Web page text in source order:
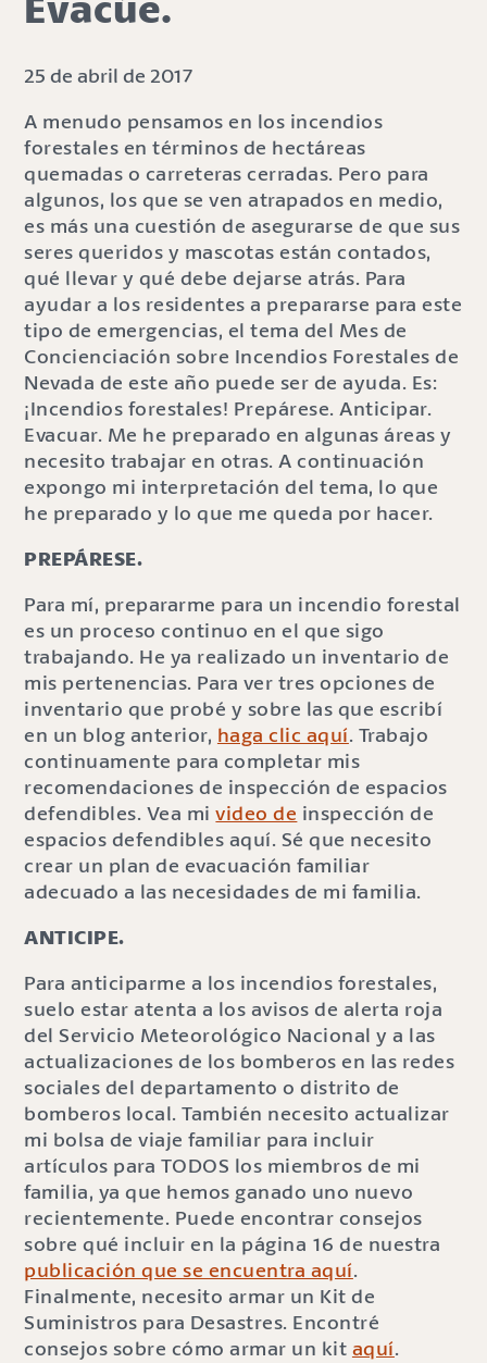
25 de abril de 2017
A menudo pensamos en los incendios
forestales en términos de hectáreas
quemadas o carreteras cerradas. Pero para
algunos, los que se ven atrapados en medio,
es más una cuestión de asegurarse de que sus
seres queridos y mascotas están contados,
qué llevar y qué debe dejarse atrás. Para
ayudar a los residentes a prepararse para este
tipo de emergencias, el tema del Mes de
Concienciación sobre Incendios Forestales de
Nevada de este año puede ser de ayuda. Es:
¡Incendios forestales! Prepárese. Anticipar.
Evacuar. Me he preparado en algunas áreas y
necesito trabajar en otras. A continuación
expongo mi interpretación del tema, lo que
he preparado y lo que me queda por hacer.
PREPÁRESE.
Para mí, prepararme para un incendio forestal
es un proceso continuo en el que sigo
trabajando. He ya realizado un inventario de
mis pertenencias. Para ver tres opciones de
inventario que probé y sobre las que escribí
en un blog anterior, haga clic aquí. Trabajo
continuamente para completar mis
recomendaciones de inspección de espacios
defendibles. Vea mivideo de inspección de
espacios defendibles aquí. Sé que necesito
crear un plan de evacuación familiar
adecuado a las necesidades de mi familia.
ANTICIPE.
Para anticiparme a los incendios forestales,
suelo estar atenta a los avisos de alerta roja
del Servicio Meteorológico Nacional y a las
actualizaciones de los bomberos en las redes
sociales del departamento o distrito de
bomberos local. También necesito actualizar
mi bolsa de viaje familiar para incluir
artículos para TODOS los miembros de mi
familia, ya que hemos ganado uno nuevo
recientemente. Puede encontrar consejos
sobre qué incluir en la página 16 de nuestra
publicación que se encuentra aquí.
Finalmente, necesito armar un Kit de
Suministros para Desastres. Encontré
consejos sobre cómo armar un kit aquí.